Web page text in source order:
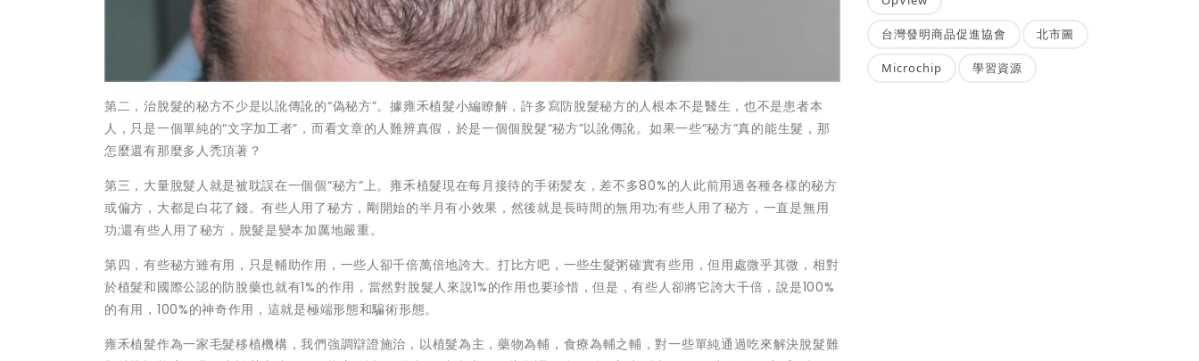
第二，治脫髮的秘方不少是以訛傳訛的“偽秘方”。據雍禾植髮小編瞭解，許多寫防脫髮秘方的人根本不是醫生，也不是患者本
人，只是一個單純的“文字加工者”，而看文章的人難辨真假，於是一個個脫髮“秘方”以訛傳訛。如果一些“秘方”真的能生髮，那
怎麼還有那麼多人禿頂著？
第三，大量脫髮人就是被耽誤在一個個“秘方”上。雍禾植髮現在每月接待的手術髪友，差不多80%的人此前用過各種各樣的秘方
或偏方，大都是白花了錢。有些人用了秘方，剛開始的半月有小效果，然後就是長時間的無用功;有些人用了秘方，一直是無用
功;還有些人用了秘方，脫髮是變本加厲地嚴重。
第四，有些秘方雖有用，只是輔助作用，一些人卻千倍萬倍地誇大。打比方吧，一些生髮粥確實有些用，但用處微乎其微，相對
於植髮和國際公認的防脫藥也就有1%的作用，當然對脫髮人來說1%的作用也要珍惜，但是，有些人卻將它誇大千倍，說是100%
的有用，100%的神奇作用，這就是極端形態和騙術形態。
雍禾植髮作為一家毛髮移植機構，我們強調辯證施治，以植髮為主，藥物為輔，食療為輔之輔，對一些單純通過吃來解決脫髮難
台灣發明商品促進協會 北市圖
Microchip 學習資源